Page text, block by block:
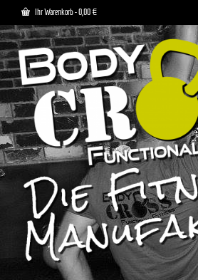
Ihr Warenkorb-0,00 €